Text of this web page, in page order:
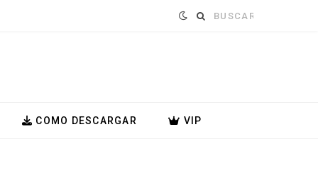
Buscar:
COMO DESCARGAR VIP